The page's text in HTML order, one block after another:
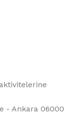
- Ankara 06000